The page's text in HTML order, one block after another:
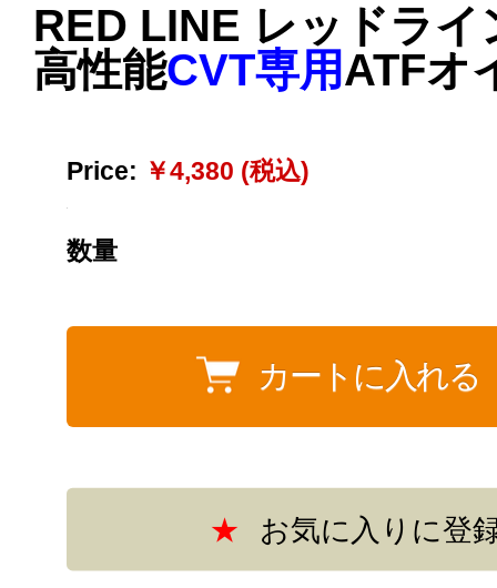
RED LINE レッドライ
高性能CVT専用ATFオ
Price: ￥4,380 (税込)
数量